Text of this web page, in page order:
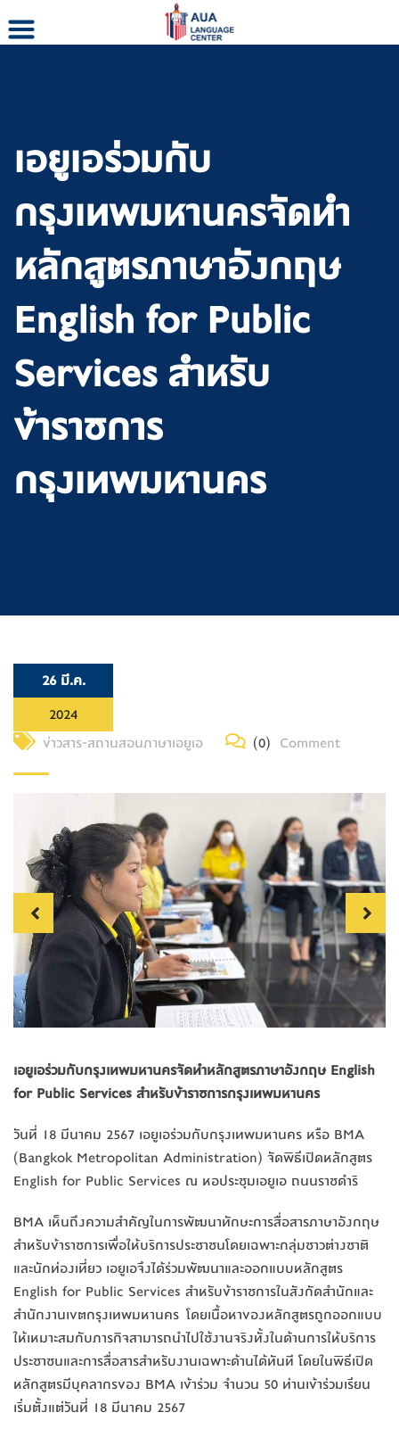
เอยูเอร่วมกับ
กรุงเทพมหานครจัดทำ
หลักสูตรภาษาอังกฤษ
English for Public
Services สำหรับ
ข้าราชการ
กรุงเทพมหานคร
26 มี.ค.
2024
ข่าวสาร-สถานสอนภาษาเอยูเอ
(0) Comment
Previous Next
เอยูเอร่วมกับกรุงเทพมหานครจัดทำหลักสูตรภาษาอังกฤษ English
for Public Services สำหรับข้าราชการกรุงเทพมหานคร
วันที่ 18 มีนาคม 2567 เอยูเอร่วมกับกรุงเทพมหานคร หรือ BMA
(Bangkok Metropolitan Administration) จัดพิธีเปิดหลักสูตร
English for Public Services ณ หอประชุมเอยูเอ ถนนราชดำริ
BMA เห็นถึงความสำคัญในการพัฒนาทักษะการสื่อสารภาษาอังกฤษ
สำหรับข้าราชการเพื่อให้บริการประชาชนโดยเฉพาะกลุ่มชาวต่างชาติ
และนักท่องเที่ยว เอยูเอจึงได้ร่วมพัฒนาและออกแบบหลักสูตร
English for Public Services สำหรับข้าราชการในสังกัดสำนักและ
สำนักงานเขตกรุงเทพมหานคร โดยเนื้อหาของหลักสูตรถูกออกแบบ
ให้เหมาะสมกับภารกิจสามารถนำไปใช้งานจริงทั้งในด้านการให้บริการ
ประชาชนและการสื่อสารสำหรับงานเฉพาะด้านได้ทันที โดยในพิธีเปิด
หลักสูตรมีบุคลากรของ BMA เข้าร่วม จำนวน 50 ท่านเข้าร่วมเรียน
เริ่มตั้งแต่วันที่ 18 มีนาคม 2567